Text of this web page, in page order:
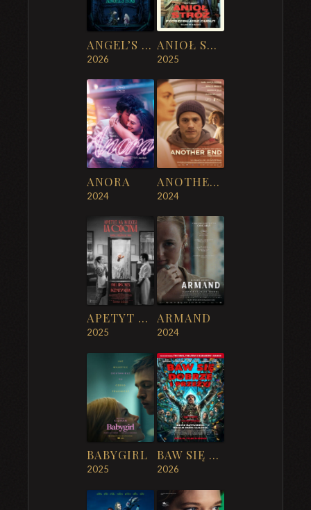
ANGEL’S EGG
2026
ANIOŁ STRÓŻ
2025
ANORA
2024
ANOTHER END
2024
APETYT NA WIĘCEJ. LA COCINA
2025
ARMAND
2024
BABYGIRL
2025
BAW SIĘ DOBRZE I PRZEŻYJ
2026